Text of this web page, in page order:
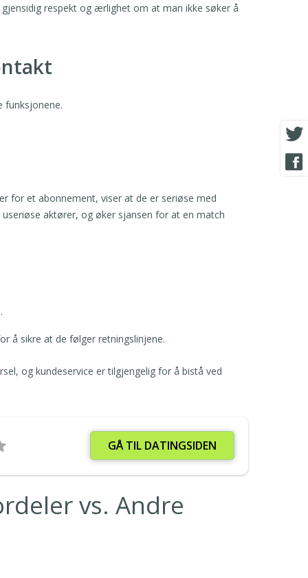
respekt og ærlighet om at man ikke søker å
funksjonene.
for et abonnement, viser at de er seriøse med
aktører, og øker sjansen for at en match
å sikre at de følger retningslinjene.
og kundeservice er tilgjengelig for å bistå ved
GÅ TIL DATINGSIDEN
vs. Andre